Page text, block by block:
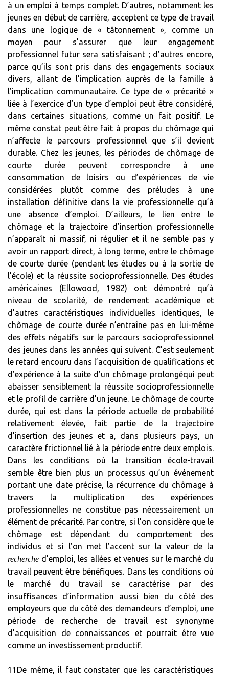
à un emploi à temps complet. D’autres, notamment les
jeunes en début de carrière, acceptent ce type de travail
dans une logique de « tâtonnement », comme un
moyen pour s’assurer que leur engagement
professionnel futur sera satisfaisant ; d’autres encore,
parce qu’ils sont pris dans des engagements sociaux
divers, allant de l’implication auprès de la famille à
l’implication communautaire. Ce type de « précarité »
liée à l’exercice d’un type d’emploi peut être considéré,
dans certaines situations, comme un fait positif. Le
même constat peut être fait à propos du chômage qui
n’affecte le parcours professionnel que s’il devient
durable. Chez les jeunes, les périodes de chômage de
courte durée peuvent correspondre à une
consommation de loisirs ou d’expériences de vie
considérées plutôt comme des préludes à une
installation définitive dans la vie professionnelle qu’à
une absence d’emploi. D’ailleurs, le lien entre le
chômage et la trajectoire d’insertion professionnelle
n’apparaît ni massif, ni régulier et il ne semble pas y
avoir un rapport direct, à long terme, entre le chômage
de courte durée (pendant les études ou à la sortie de
l’école) et la réussite socioprofessionnelle. Des études
américaines (Ellowood, 1982) ont démontré qu’à
niveau de scolarité, de rendement académique et
d’autres caractéristiques individuelles identiques, le
chômage de courte durée n’entraîne pas en lui-même
des effets négatifs sur le parcours socioprofessionnel
des jeunes dans les années qui suivent. C’est seulement
le retard encouru dans l’acquisition de qualifications et
d’expérience à la suite d’un chômage prolongéqui peut
abaisser sensiblement la réussite socioprofessionnelle
et le profil de carrière d’un jeune. Le chômage de courte
durée, qui est dans la période actuelle de probabilité
relativement élevée, fait partie de la trajectoire
d’insertion des jeunes et a, dans plusieurs pays, un
caractère frictionnel lié à la période entre deux emplois.
Dans les conditions où la transition école-travail
semble être bien plus un processus qu’un événement
portant une date précise, la récurrence du chômage à
travers la multiplication des expériences
professionnelles ne constitue pas nécessairement un
élément de précarité. Par contre, si l’on considère que le
chômage est dépendant du comportement des
individus et si l’on met l’accent sur la valeur de la
recherche d’emploi, les allées et venues sur le marché du
travail peuvent être bénéfiques. Dans les conditions où
le marché du travail se caractérise par des
insuffisances d’information aussi bien du côté des
employeurs que du côté des demandeurs d’emploi, une
période de recherche de travail est synonyme
d’acquisition de connaissances et pourrait être vue
comme un investissement productif.
11De même, il faut constater que les caractéristiques